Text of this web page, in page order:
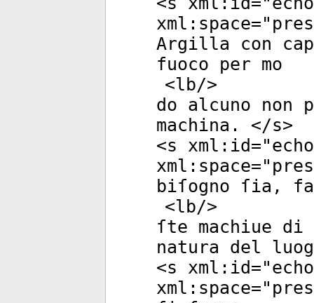
xml:space="
Argilla con
fuoco per mo
<lb/>
do alcuno non
machina. </s>
<s xml:id="
xml:space="
biſogno ſia,
<lb/>
ſte machiue
natura del
<s xml:id="
xml:space="